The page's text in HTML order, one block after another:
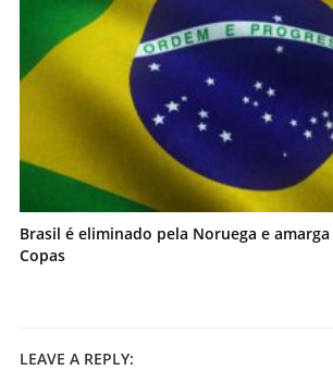
Brasil é eliminado pela Noruega e
Copas
LEAVE A REPLY: